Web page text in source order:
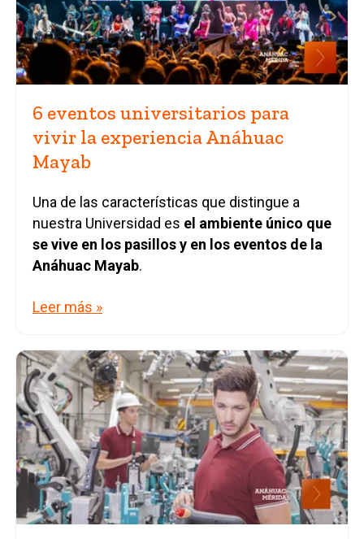
6 eventos universitarios para
vivir la experiencia Anáhuac
Mayab
Una de las características que distingue a
nuestra Universidad es el ambiente único que
se vive en los pasillos y en los eventos de la
Anáhuac Mayab.
Leer más »